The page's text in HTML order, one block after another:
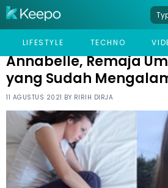
LIFESTYLE TECHNO
HOME VIRAL
ANNABELLE, REMAJA UMUR 15
Annabelle, Remaja
yang Sudah
11 AGUSTUS 2021 BY RIRIH DIRJA